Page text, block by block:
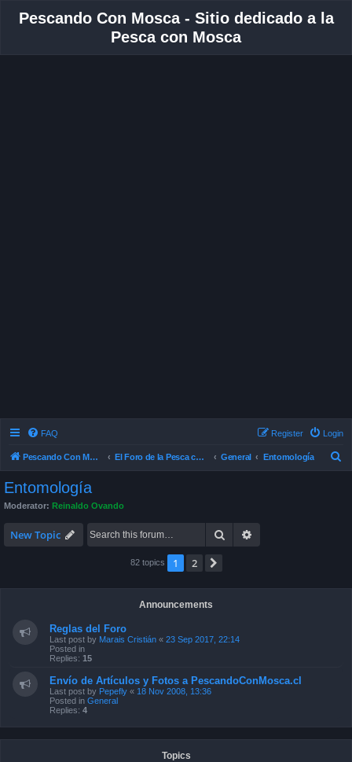
Pescando Con Mosca - Sitio dedicado a la
Pesca con Mosca
FAQ Login
Register
Pescando Con Mosca El Foro de la Pesca con Mosca en Chile General Entomología
Entomología
Moderator: Reinaldo Ovando
New Topic Search
82 topics 1 2
Announcements
Reglas del Foro
Last post by Marais Cristián « 23 Sep 2017, 22:14
Posted in
Replies: 15
Envío de Artículos y Fotos a PescandoConMosca.cl
Last post by Pepefly « 18 Nov 2008, 13:36
Posted in General
Replies: 4
Topics